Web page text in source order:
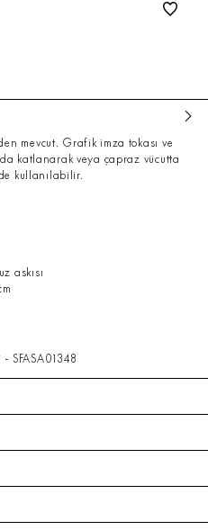
mevcut. Grafik imza tokası ve
katlanarak veya çapraz vücutta
kullanılabilir.
askısı
SFASA01348